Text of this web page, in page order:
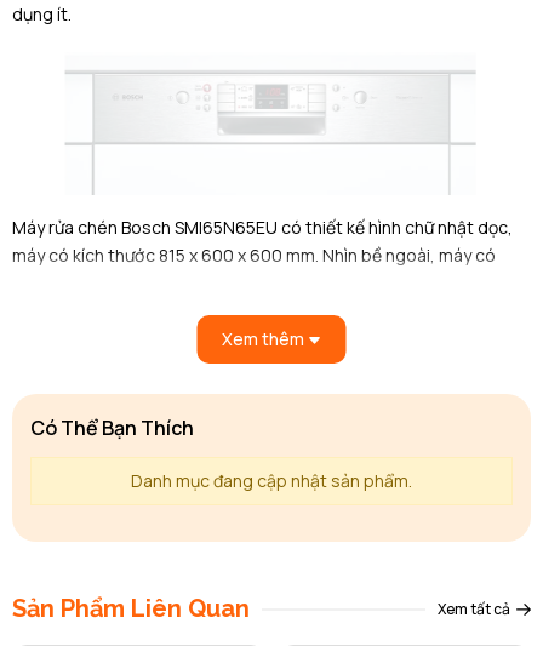
dụng ít.
Máy rửa chén Bosch SMI65N65EU có thiết kế hình chữ nhật dọc,
máy có kích thước 815 x 600 x 600 mm. Nhìn bề ngoài, máy có
rửa chén bát Bosch SMI65N65EU được thiết kế dạng độc lập.
Người dùng có thể linh hoạt đặt trên sàn nhà hoặc lắp âm tủ đều
được. Tuy nhiên, nếu muốn lắp đặt âm thì cần phải đảm bảo diện
tích khoang tủ lớn hơn kích thước của máy, để dễ dàng sử dụng và
vệ sinh.
Xem thêm
Có Thể Bạn Thích
Danh mục đang cập nhật sản phẩm.
Sản Phẩm Liên Quan Xem tất cả